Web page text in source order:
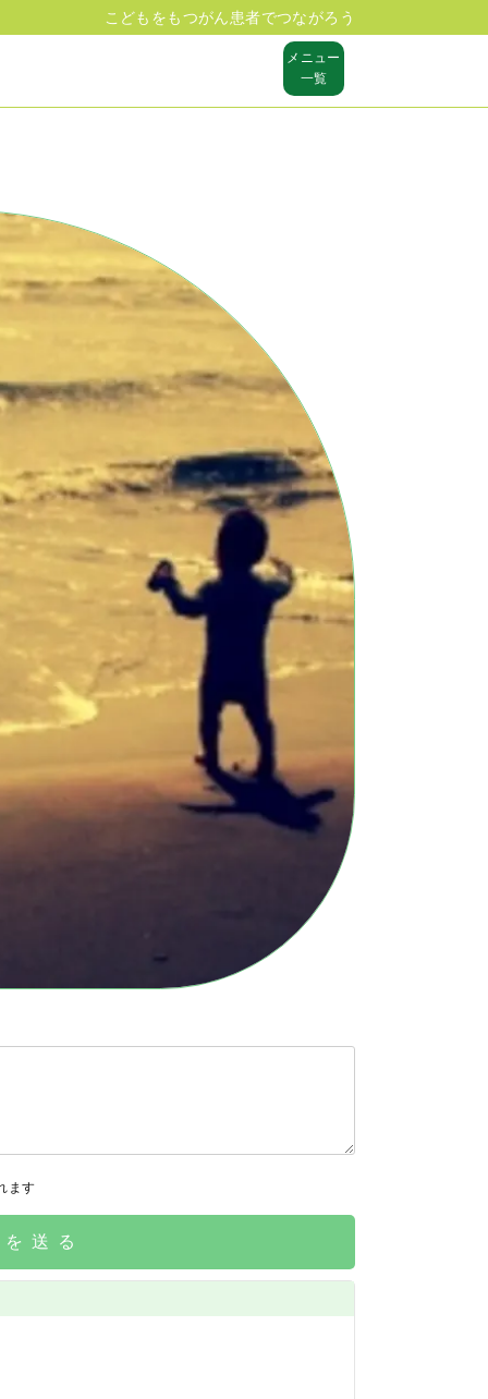
こどもをもつがん患者でつながろう
メニュー
一覧
ます
送る